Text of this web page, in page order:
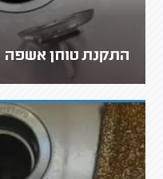
התקנת טוחן אשפה